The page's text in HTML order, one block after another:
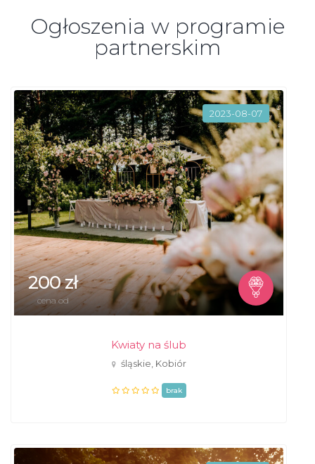
Ogłoszenia w programie
partnerskim
2023-08-07
200 zł
cena od
Kwiaty na ślub
śląskie, Kobiór
brak